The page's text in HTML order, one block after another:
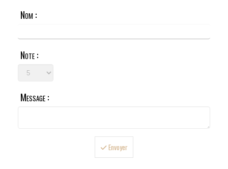
Nom :
Note :
Message :
Envoyer